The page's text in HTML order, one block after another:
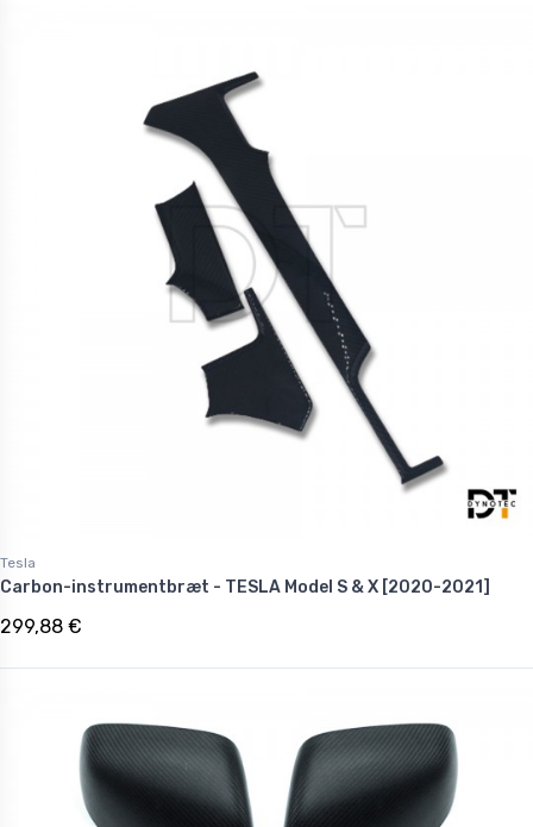
Tesla
Carbon-instrumentbræt - TESLA Model S & X [2020-2021]
299,88 €